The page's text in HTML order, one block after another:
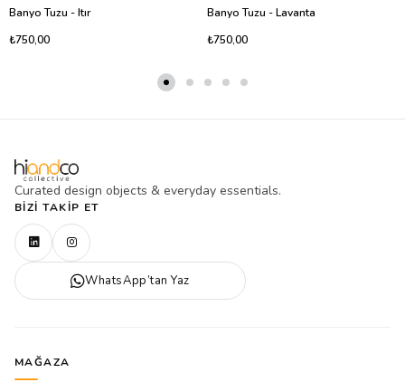
Banyo Tuzu - Itır
₺750,00
Banyo Tuzu - Lavanta
₺750,00
Curated design objects & everyday essentials.
BIZI TAKIP ET
WhatsApp’tan Yaz
MAĞAZA